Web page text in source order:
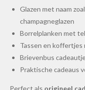
Glazen met naam
champagneglazen
Borrelplanken met
Tassen en koffertjes
Brievenbus
Praktische cadeaus
Perfect als origineel